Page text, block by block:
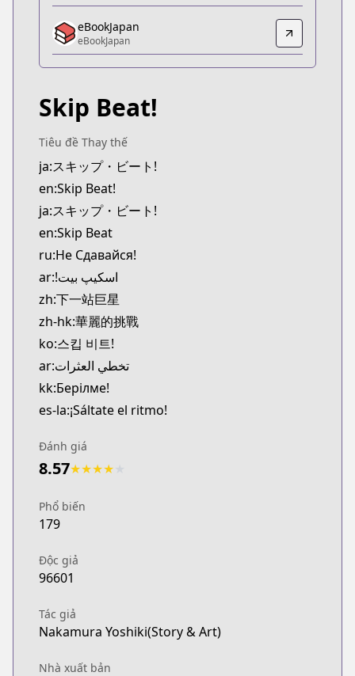
Anime-Planet
https://www.anime-planet.com/manga/skip-beat
eBookJapan
eBookJapan
Kitsu
Kitsu
https://kitsu.app/manga/1388
MangaUpdates
MangaUpdates
https://www.mangaupdates.com/
Book☆Walker
Book☆Walker
https://bookwalker.jp/series/16766/list
Official English
Official English
https://www.viz.com/skip-beat
eBookJapan
eBookJapan
Skip Beat!
Tiêu đề Thay thế
ja:スキップ・ビート!
en:Skip Beat!
ja:スキップ・ビート!
en:Skip Beat
ru:Не Сдавайся!
ar:!اسکیپ بیت
zh:下一站巨星
zh-hk:華麗的挑戰
ko:스킵 비트!
ar:تخطي العثرات
kk:Берілме!
es-la:¡Sáltate el ritmo!
Đánh giá
8.57★★★★
Phổ biến
179
Độc giả
96601
Tác giả
Nakamura Yoshiki(Story & Art)
Nhà xuất bản